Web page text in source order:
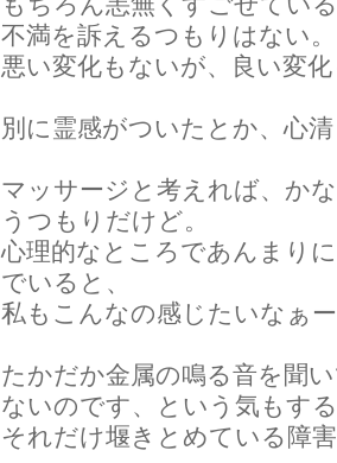
不満を訴えるつもりはない。
悪い変化もないが、良い変
別に霊感がついたとか、心
マッサージと考えれば、か
うつもりだけど。
心理的なところであんまり
でいると、
私もこんなの感じたいなぁ
たかだか金属の鳴る音を聞
ないのです、という気もす
それだけ堰きとめている障